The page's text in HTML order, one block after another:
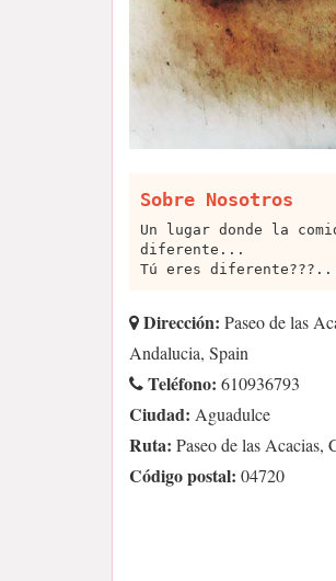
Sobre Nosotros
Un lugar donde la
diferente...
Tú eres
Dirección: Paseo de las
Andalucia, Spain
Teléfono: 610936793
Ciudad: Aguadulce
Ruta: Paseo de las
Código postal: 04720